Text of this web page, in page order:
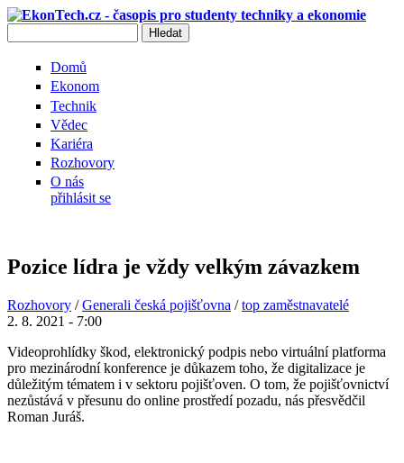
Přejít k hlavnímu obsahu
Domů
Ekonom
Technik
Vědec
Kariéra
Rozhovory
O nás
přihlásit se
Pozice lídra je vždy velkým závazkem
Rozhovory /Generali česká pojišťovna /top zaměstnavatelé
2. 8. 2021 - 7:00
Videoprohlídky škod, elektronický podpis nebo virtuální platforma
pro mezinárodní konference je důkazem toho, že digitalizace je
důležitým tématem i v sektoru pojišťoven. O tom, že pojišťovnictví
nezůstává v přesunu do online prostředí pozadu, nás přesvědčil
Roman Juráš.